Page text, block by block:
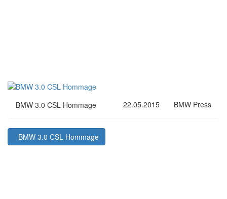
BMW 3.0 CSL Hommage 22.05.2015 BMW Press
BMW 3.0 CSL Hommage